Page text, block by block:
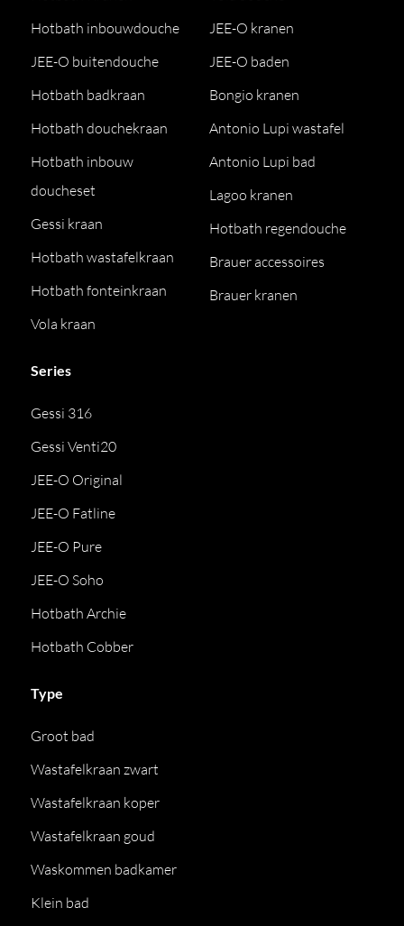
Hotbath inbouwdouche
JEE-O buitendouche
Hotbath badkraan
Hotbath douchekraan
Hotbath inbouw
doucheset
Gessi kraan
Hotbath wastafelkraan
Hotbath fonteinkraan
Vola kraan
JEE-O kranen
JEE-O baden
Bongio kranen
Antonio Lupi wastafel
Antonio Lupi bad
Lagoo kranen
Hotbath regendouche
Brauer accessoires
Brauer kranen
Series
Gessi 316
Gessi Venti20
JEE-O Original
JEE-O Fatline
JEE-O Pure
JEE-O Soho
Hotbath Archie
Hotbath Cobber
Type
Groot bad
Wastafelkraan zwart
Wastafelkraan koper
Wastafelkraan goud
Waskommen badkamer
Klein bad